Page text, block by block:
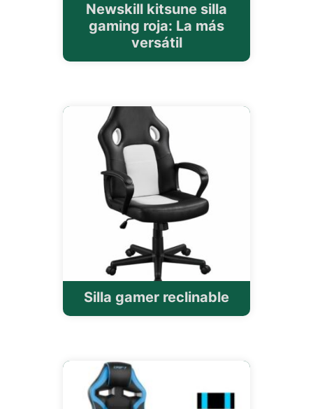
Newskill kitsune silla
gaming roja: La más
versátil
Silla gamer reclinable